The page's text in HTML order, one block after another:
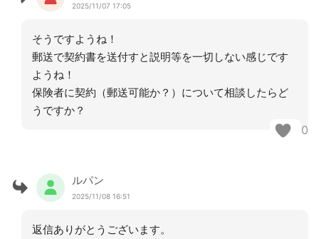
2025/11/07 17:05
そうですようね！
郵送で契約書を送付すと説明等を一切しない感じです
ようね！
保険者に契約（郵送可能か？）について相談したらど
うですか？
0
ルパン
2025/11/08 16:51
返信ありがとうございます。